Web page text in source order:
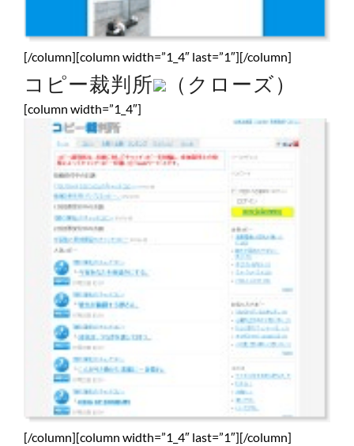
[/column][column width=”1_4″ last=”1″][/column]
コピー裁判所 （クローズ）
[column width=”1_4″]
[/column][column width=”1_4″ last=”1″][/column]